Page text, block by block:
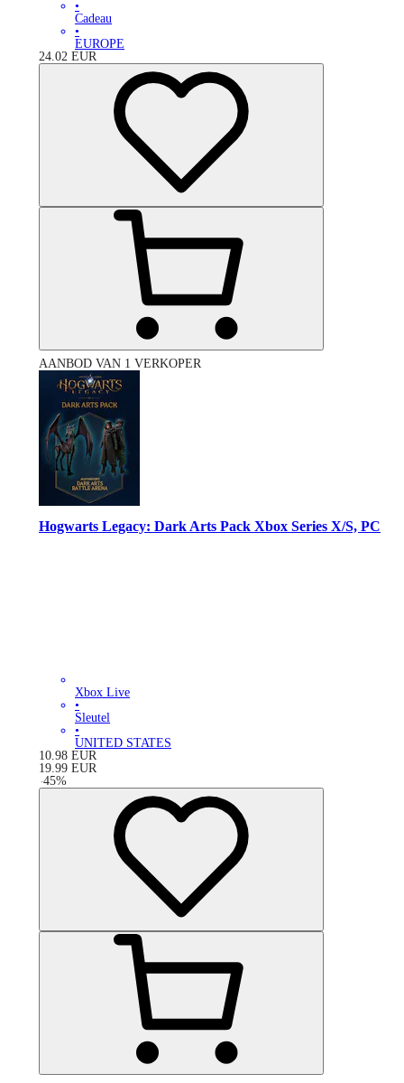
•
Cadeau
•
EUROPE
24.02 EUR
AANBOD VAN 1 VERKOPER
Hogwarts Legacy: Dark Arts Pack Xbox Series X/S, PC
Xbox Live
•
Sleutel
•
UNITED STATES
10.98 EUR
19.99 EUR
-45%